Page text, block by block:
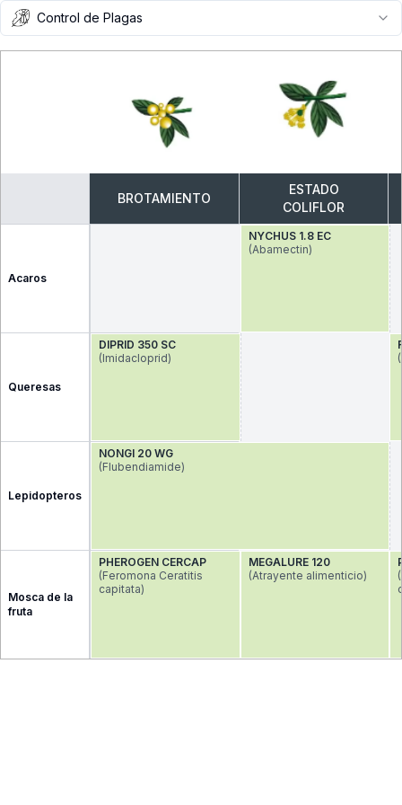
Control de Plagas
BROTAMIENTO
ESTADO
COLIFLOR
Acaros
NYCHUS 1.8 EC
(Abamectin)
Queresas
DIPRID 350 SC
(Imidacloprid)
Lepidopteros
NONGI 20 WG
(Flubendiamide)
Mosca de la
fruta
PHEROGEN CERCAP
(Feromona Ceratitis
capitata)
MEGALURE 120
(Atrayente alimenticio)